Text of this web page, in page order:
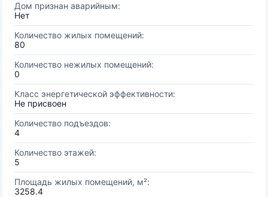
Дом признан аварийным:
Нет
Количество жилых помещений:
80
Количество нежилых помещений:
0
Класс энергетической эффективности:
Не присвоен
Количество подъездов:
4
Количество этажей:
5
Площадь жилых помещений, м²:
3258.4